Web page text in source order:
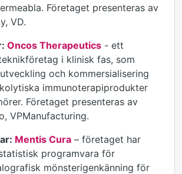
Företaget presenteras av
VD.
Oncos Therapeutics - ett
i klinisk fas, som
och kommersialisering
immunoterapiprodukter
Företaget presenteras av
VPManufacturing.
Mentis Cura – företaget har
programvara för
mönsterigenkänning för